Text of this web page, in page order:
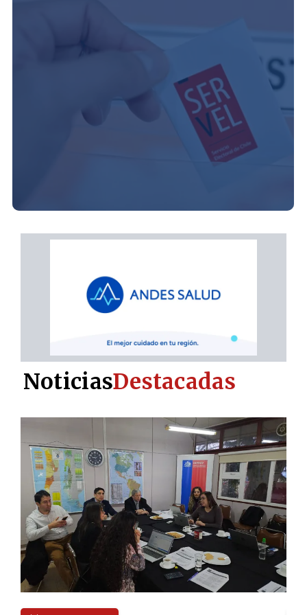
NoticiasDestacadas